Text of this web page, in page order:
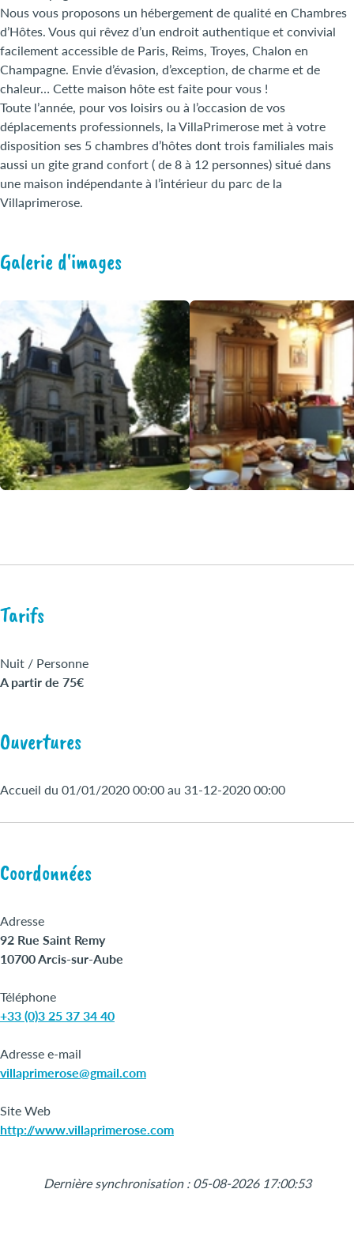
Nous vous proposons un hébergement de qualité en Chambres
d’Hôtes. Vous qui rêvez d’un endroit authentique et convivial
facilement accessible de Paris, Reims, Troyes, Chalon en
Champagne. Envie d’évasion, d’exception, de charme et de
chaleur… Cette maison hôte est faite pour vous !
Toute l’année, pour vos loisirs ou à l’occasion de vos
déplacements professionnels, la VillaPrimerose met à votre
disposition ses 5 chambres d’hôtes dont trois familiales mais
aussi un gite grand confort ( de 8 à 12 personnes) situé dans
une maison indépendante à l’intérieur du parc de la
Villaprimerose.
Galerie d'images
Tarifs
Nuit / Personne
A partir de 75€
Ouvertures
Accueil du 01/01/2020 00:00 au 31-12-2020 00:00
Coordonnées
Adresse
92 Rue Saint Remy
10700 Arcis-sur-Aube
Téléphone
+33 (0)3 25 37 34 40
Adresse e-mail
villaprimerose@gmail.com
Site Web
http://www.villaprimerose.com
Dernière synchronisation : 05-08-2026 17:00:53